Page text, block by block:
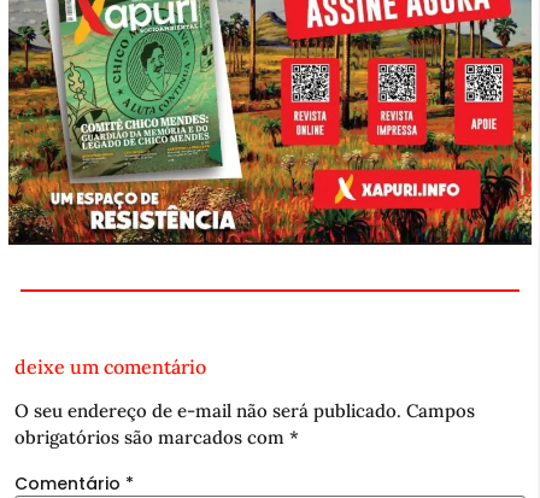
deixe um comentário
O seu endereço de e-mail não será publicado. Campos
obrigatórios são marcados com *
Comentário *